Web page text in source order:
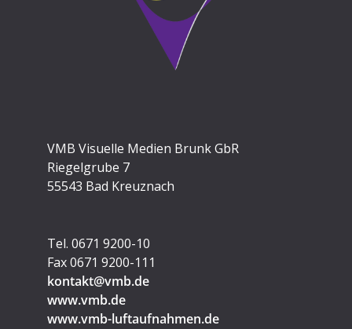
VMB Visuelle Medien Brunk GbR
Riegelgrube 7
55543 Bad Kreuznach
Tel. 0671 9200-10
Fax 0671 9200-111
kontakt@vmb.de
www.vmb.de
www.vmb-luftaufnahmen.de